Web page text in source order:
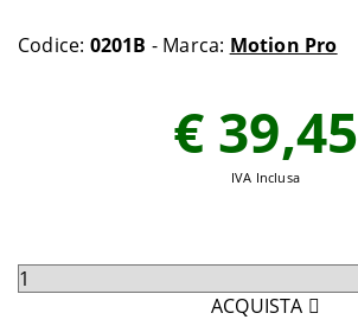
Codice: 0201B - Marca: Motion Pro
€ 39,45
IVA Inclusa
Seleziona
ACQUISTA